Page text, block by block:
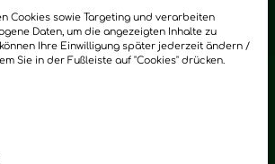
Cookies sowie Targeting und verarbeiten
Daten, um die angezeigten Inhalte zu
Ihre Einwilligung später jederzeit ändern /
Sie in der Fußleiste auf "Cookies" drücken.
Newsletter anmelden